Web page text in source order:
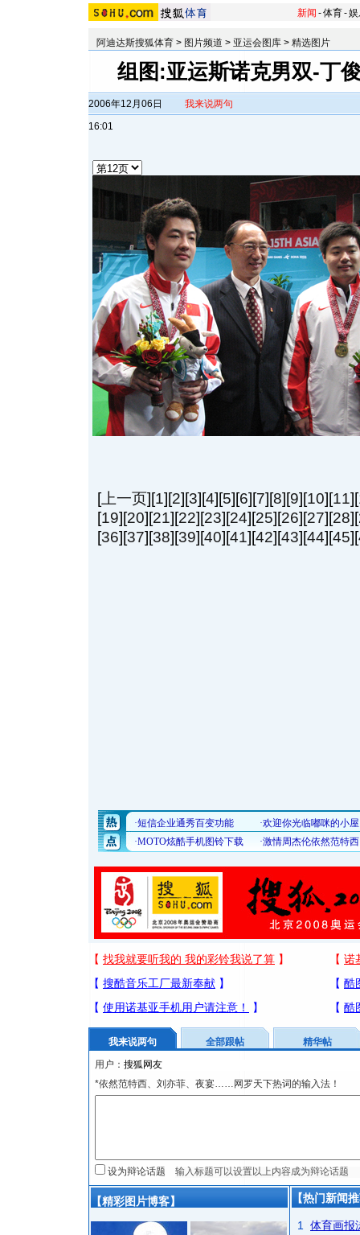
新闻 -体育-
阿迪达斯搜狐体育 > 图片频道 > 亚运会图库 > 精选图片
组图:亚运斯诺克男双-丁
2006年12月06日
16:01
我来说两句
[上一页][1][2][3][4][5][6][7][8][9][10][11
[19][20][21][22][23][24][25][26][27][28][
[36][37][38][39][40][41][42][43][44][45][
我来说两句 全部跟帖
精华帖
用户：
*依然范特西、刘亦菲、夜宴……网罗天下热词的输入法！
设为辩论话题
【精彩图片博客】 【热门新闻
1
体育画报